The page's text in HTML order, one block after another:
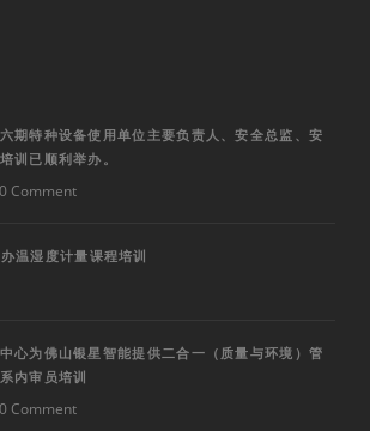
期特种设备使用单位主要负责人、安全总监、安
训已顺利举办。
0 Comment
温湿度计量课程培训
心为佛山银星智能提供二合一（质量与环境）管
内审员培训
0 Comment